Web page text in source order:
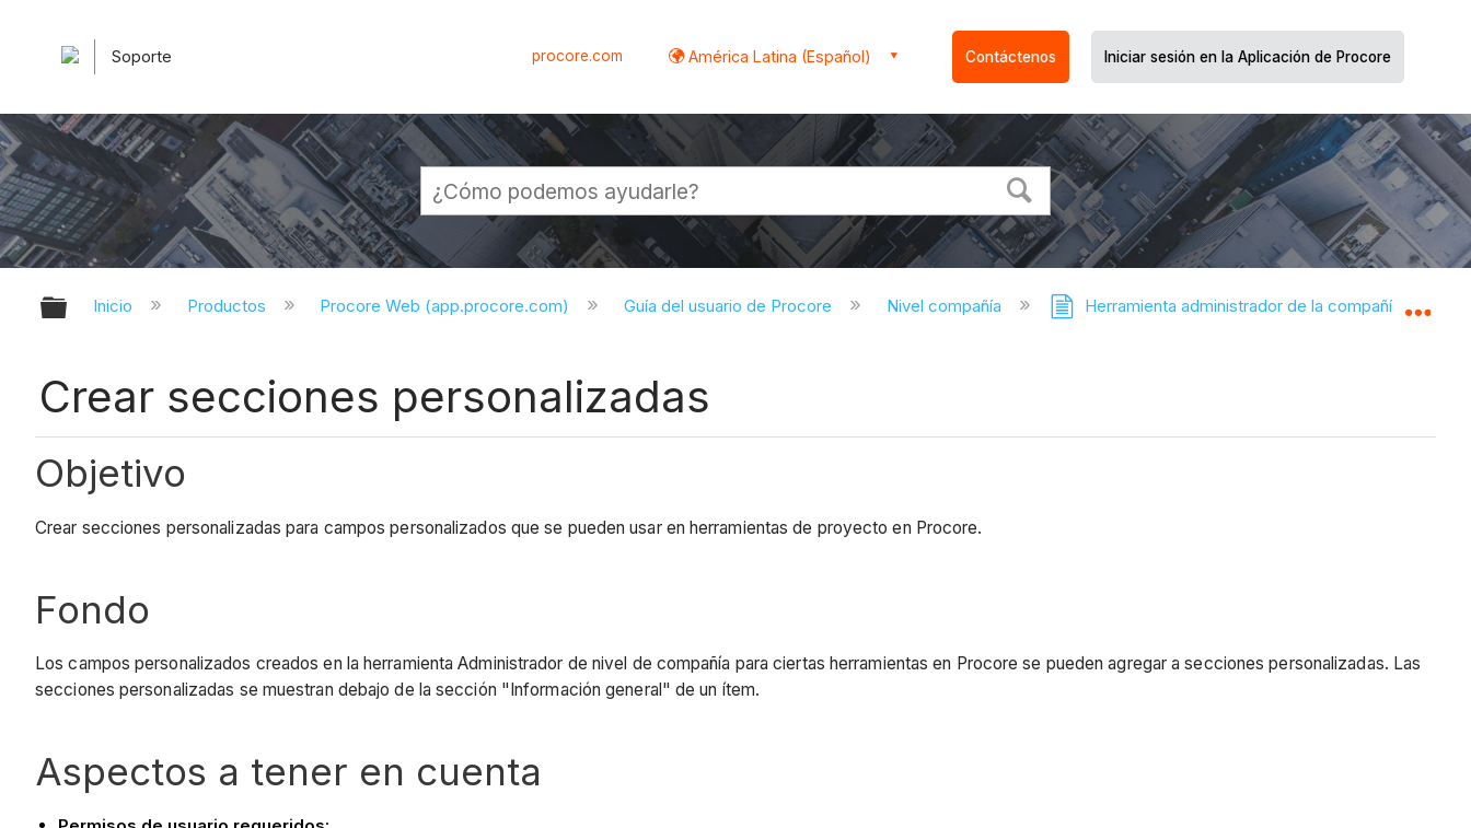
Soporte procore.com América Latina (Español) Contáctenos Iniciar sesión en la Aplicación de Procore
Expandir/contraer jerarquía global
Inicio Productos Procore Web (app.procore.com) Guía del usuario de Procore Nivel compañía Herramienta administrador de la compañía
Crear secciones personalizadas
Objetivo
Crear secciones personalizadas para campos personalizados que se pueden usar en herramientas de proyecto en Procore.
Fondo
Los campos personalizados creados en la herramienta Administrador de nivel de compañía para ciertas herramientas en Procore se pueden agregar a secciones personalizadas. Las
secciones personalizadas se muestran debajo de la sección "Información general" de un ítem.
Aspectos a tener en cuenta